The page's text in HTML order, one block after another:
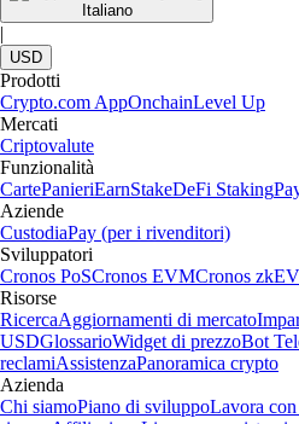
Italiano
|
USD
Prodotti
Crypto.com AppOnchainLevel Up
Mercati
Criptovalute
Funzionalità
CartePanieriEarnStakeDeFi Staking
Aziende
CustodiaPay (per i rivenditori)
Sviluppatori
Cronos PoSCronos EVMCronos
Risorse
RicercaAggiornamenti di mercato
USDGlossarioWidget di prezzoBot
reclamiAssistenzaPanoramica crypto
Azienda
Chi siamoPiano di sviluppoLavora